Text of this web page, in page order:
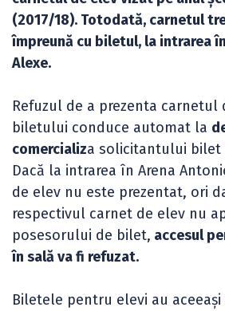
(2017/18). Totodată, carnetul
împreună cu biletul, la intrarea
Alexe.
Refuzul de a prezenta carnetul
biletului conduce automat la
comercializa solicitantului bilet
Dacă la intrarea în Arena
de elev nu este prezentat, ori
respectivul carnet de elev nu
posesorului de bilet, accesul
în sală va fi refuzat.
Biletele pentru elevi au